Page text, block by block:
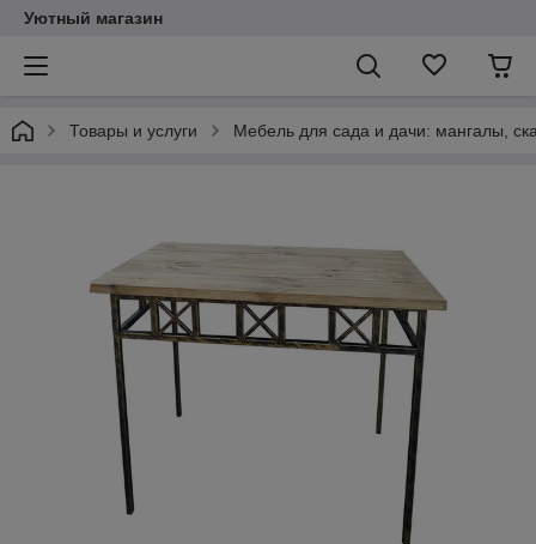
Уютный магазин
Товары и услуги Мебель для сада и дачи: мангалы,